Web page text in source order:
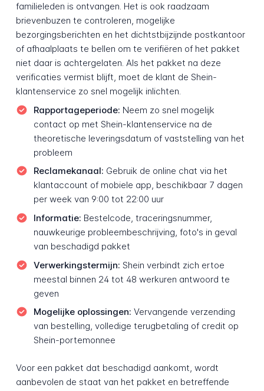
familieleden is ontvangen. Het is ook raadzaam
brievenbuzen te controleren, mogelijke
bezorgingsberichten en het dichtstbijzijnde postkantoor
of afhaalplaats te bellen om te verifiëren of het pakket
niet daar is achtergelaten. Als het pakket na deze
verificaties vermist blijft, moet de klant de Shein-
klantenservice zo snel mogelijk inlichten.
Rapportageperiode: Neem zo snel mogelijk
contact op met Shein-klantenservice na de
theoretische leveringsdatum of vaststelling van het
probleem
Reclamekanaal: Gebruik de online chat via het
klantaccount of mobiele app, beschikbaar 7 dagen
per week van 9:00 tot 22:00 uur
Informatie: Bestelcode, traceringsnummer,
nauwkeurige probleembeschrijving, foto's in geval
van beschadigd pakket
Verwerkingstermijn: Shein verbindt zich ertoe
meestal binnen 24 tot 48 werkuren antwoord te
geven
Mogelijke oplossingen: Vervangende verzending
van bestelling, volledige terugbetaling of credit op
Shein-portemonnee
Voor een pakket dat beschadigd aankomt, wordt
aanbevolen de staat van het pakket en betreffende